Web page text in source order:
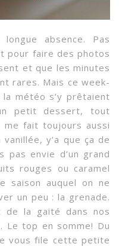
absence. Pas
pour faire des photos
et que les minutes
rares. Mais ce week-
météo s’y prêtaient
petit dessert, tout
me fait toujours aussi
y’a que ça de
pas envie d’un grand
rouges ou caramel
saison auquel on ne
un peu : la grenade.
de la gaité dans nos
Le top en somme! Du
vous file cette petite